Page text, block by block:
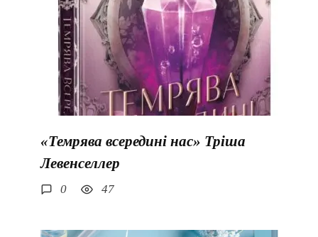
«Темрява всередині нас» Тріша
Левенселлер
0 47